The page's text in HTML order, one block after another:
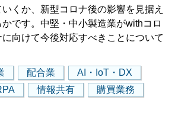
くか、新型コロナ後の影響を見据え
です。中堅・中小製造業がwithコロ
向けて今後対応すべきことについて
配合業
AI・IoT・DX
情報共有
購買業務